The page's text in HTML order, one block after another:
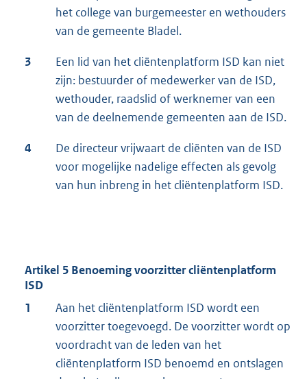
het college van burgemeester en wethouders
van de gemeente Bladel.
3
Een lid van het cliëntenplatform ISD kan niet
zijn: bestuurder of medewerker van de ISD,
wethouder, raadslid of werknemer van een
van de deelnemende gemeenten aan de ISD.
4
De directeur vrijwaart de cliënten van de ISD
voor mogelijke nadelige effecten als gevolg
van hun inbreng in het cliëntenplatform ISD.
Artikel 5 Benoeming voorzitter cliëntenplatform
ISD
1
Aan het cliëntenplatform ISD wordt een
voorzitter toegevoegd. De voorzitter wordt op
voordracht van de leden van het
cliëntenplatform ISD benoemd en ontslagen